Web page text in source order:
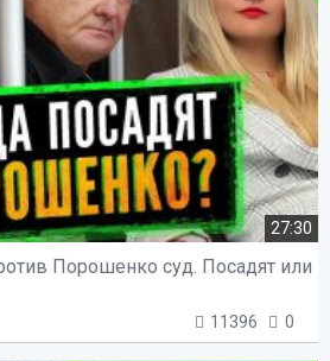
27:30
Порошенко суд. Посадят или
11396 0